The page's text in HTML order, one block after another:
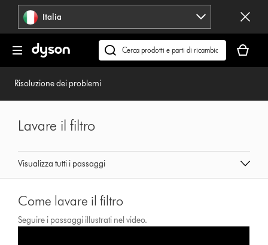
navigazione Italia
Cerca
su
carrello
è
Risoluzione dei problemi
Visualizza tutti i passaggi
Lavare il filtro
Come lavare il filtro
Seguire i passaggi illustrati nel video.